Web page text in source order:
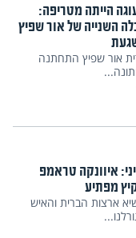
הייתה מטריפה:
השנייה של אור שפיץ
אור שפיץ התחתנה
איוונקה טראמפ
מפתיע
ארצות הברית והאיש